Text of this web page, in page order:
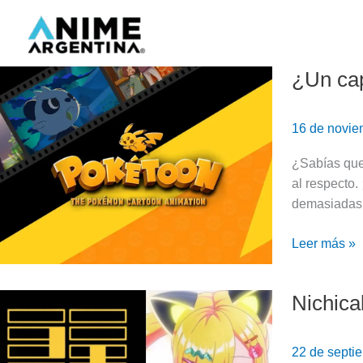
contenido
¿Un
16 de
¿Sabías
al respecto.
¿Un
Pokémon
animado
por
un
argentino?
Leer más »
22 de
Nichicaline:
estudio